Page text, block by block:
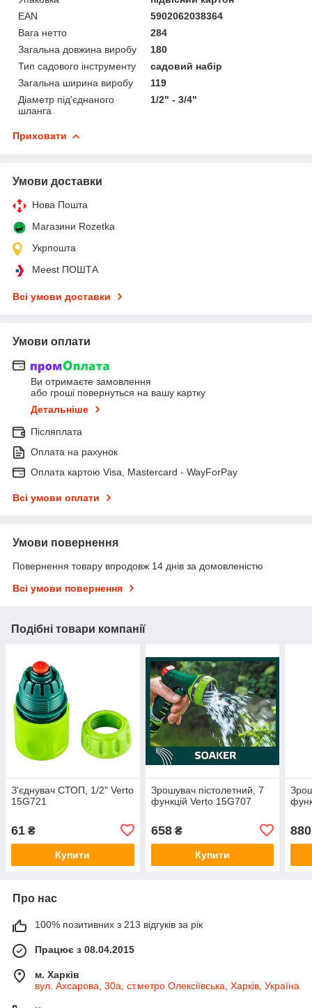
EAN
5902062038364
Вага нетто
284
Загальна довжина виробу
180
Тип садового інструменту
садовий набір
Загальна ширина виробу
119
Діаметр під'єднаного
шланга
1/2" - 3/4"
Приховати
Умови доставки
Нова Пошта
Магазини Rozetka
Укрпошта
Meest ПОШТА
Всі умови доставки
Умови оплати
Ви отримаєте замовлення
або гроші повернуться на вашу картку
Детальніше
Післяплата
Оплата на рахунок
Оплата картою Visa, Mastercard - WayForPay
Всі умови оплати
Умови повернення
Повернення товару впродовж 14 днів за домовленістю
Всі умови повернення
Подібні товари компанії
З'єднувач СТОП, 1/2" Verto
15G721
61 ₴
Купити
Зрошувач пістолетний, 7
функцій Verto 15G707
658₴
Купити
880
Про нас
100% позитивних з 213 відгуків за рік
Працює з 08.04.2015
м. Харків
вул. Ахсарова, 30а, ст.метро Олексіївська, Харків, Україна